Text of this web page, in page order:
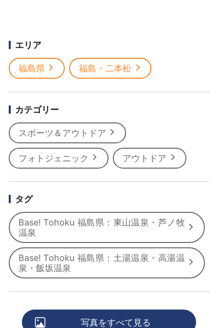
エリア
福島県 福島・二本松
カテゴリー
スポーツ＆アウトドア
フォトジェニック アウトドア
タグ
Base! Tohoku 福島県：東山温泉・芦ノ牧
温泉
Base! Tohoku 福島県：土湯温泉・高湯温
泉・飯坂温泉
写真をすべて見る